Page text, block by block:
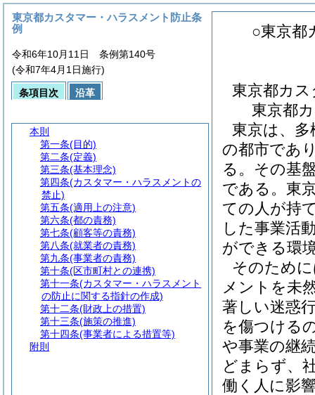
○東京都
東京都カ
東京都
東京は、
の都市であ
る。その基
である。東
ての人が持
した事業活
ができる環
そのため
メントを未
著しい迷惑
を傷つける
や事業の継
どまらず、
働く人に影
東京都カスタマー・ハラスメント防止条
例
令和6年10月11日 条例第140号
(令和7年4月1日施行)
条項目次 沿革
本則
第一条(目的)
第二条(定義)
第三条(基本理念)
第四条(カスタマー・ハラスメントの
禁止)
第五条(適用上の注意)
第六条(都の責務)
第七条(顧客等の責務)
第八条(就業者の責務)
第九条(事業者の責務)
第十条(区市町村との連携)
第十一条(カスタマー・ハラスメント
の防止に関する指針の作成)
第十二条(財政上の措置)
第十三条(施策の推進)
第十四条(事業者による措置等)
附則